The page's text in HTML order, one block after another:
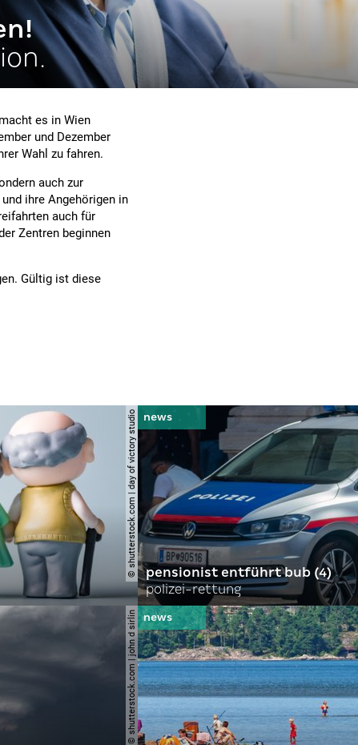
es in Wien
und Dezember
Wahl zu fahren.
auch zur
ihre Angehörigen in
auch für
Zentren beginnen
Gültig ist diese
© shutterstock.com | day of victory studio pensionist entführt bub (4)
polizei-rettung
© shutterstock.com | john d sirlin